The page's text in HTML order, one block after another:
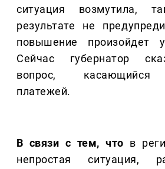
ситуация возмутила,
результате не
повышение произойдет
Сейчас губернатор
вопрос, касающийся
платежей.
В связи с тем, что в
непростая ситуация,